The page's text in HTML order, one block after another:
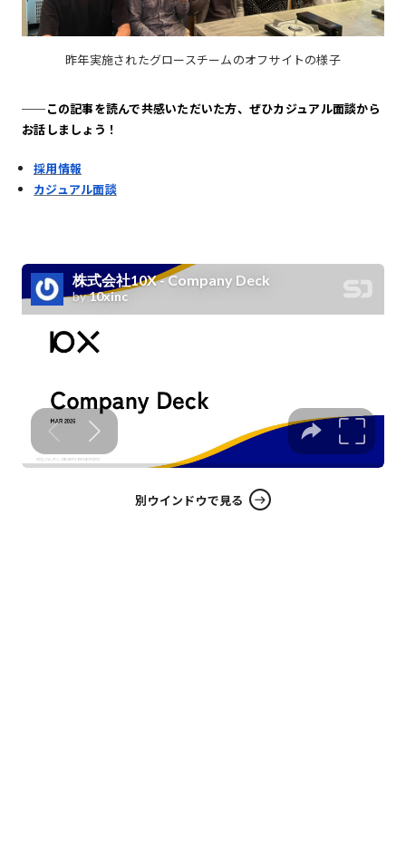
昨年実施されたグロースチームのオフサイトの様子
──この記事を読んで共感いただいた方、ぜひカジュアル面談から
お話しましょう！
採用情報
カジュアル面談
別ウインドウで見る